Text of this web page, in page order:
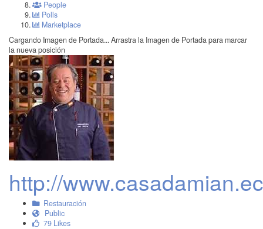
People
Polls
Marketplace
Cargando Imagen de Portada... Arrastra la Imagen de Portada para marcar
la nueva posición
http://www.casadamian.ec
Restauración
Public
79 Likes